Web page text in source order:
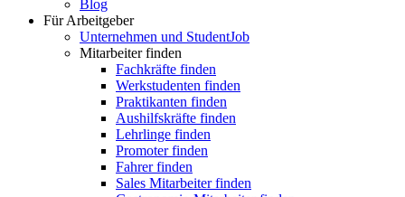
Blog
Für Arbeitgeber
Unternehmen und StudentJob
Mitarbeiter finden
Fachkräfte finden
Werkstudenten finden
Praktikanten finden
Aushilfskräfte finden
Lehrlinge finden
Promoter finden
Fahrer finden
Sales Mitarbeiter finden